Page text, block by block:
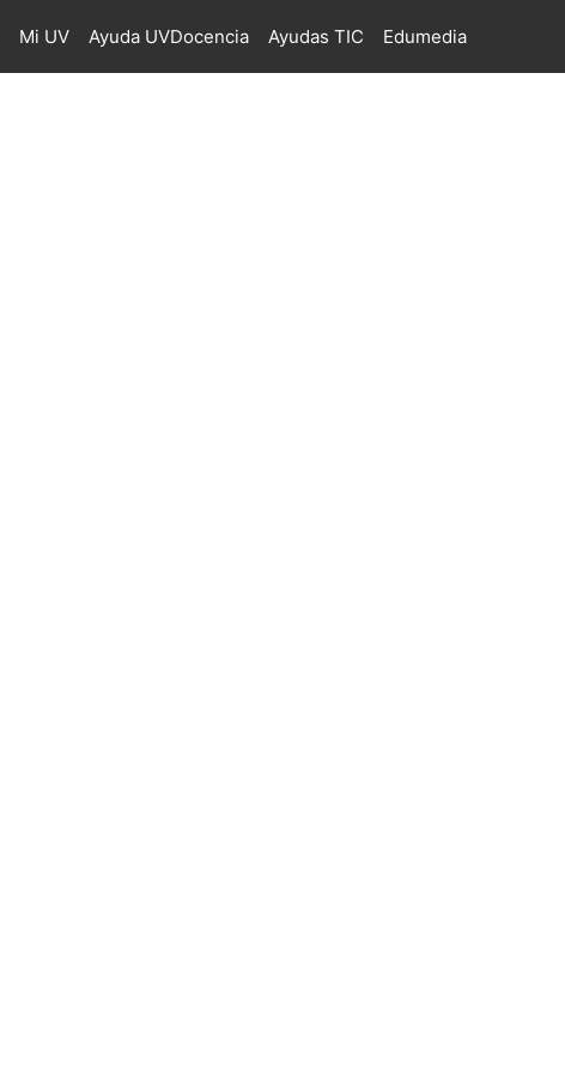
Mi UV Ayuda UVDocencia Ayudas TIC Edumedia